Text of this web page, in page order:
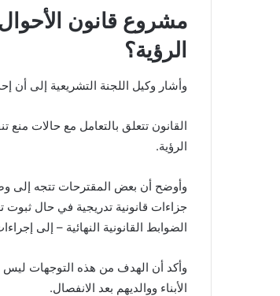
مشروع قانون
الرؤية؟
وأشار وكيل اللجنة التشريعية إلى
القانون تتعلق بالتعامل مع حالات منع
الرؤية.
وأوضح أن بعض المقترحات تتجه إلى
جزاءات قانونية تدريجية في حال
الضوابط القانونية النهائية – إلى
وأكد أن الهدف من هذه التوجهات ليس
الأبناء ووالديهم بعد الانفصال.